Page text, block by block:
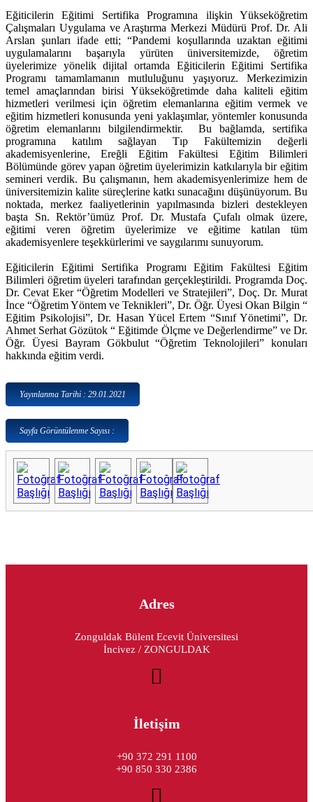
Eğiticilerin Eğitimi Sertifika Programına ilişkin Yükseköğretim
Çalışmaları Uygulama ve Araştırma Merkezi Müdürü Prof. Dr. Ali
Arslan şunları ifade etti; “Pandemi koşullarında uzaktan eğitimi
uygulamalarını başarıyla yürüten üniversitemizde, öğretim
üyelerimize yönelik dijital ortamda Eğiticilerin Eğitimi Sertifika
Programı tamamlamanın mutluluğunu yaşıyoruz. Merkezimizin
temel amaçlarından birisi Yükseköğretimde daha kaliteli eğitim
hizmetleri verilmesi için öğretim elemanlarına eğitim vermek ve
eğitim hizmetleri konusunda yeni yaklaşımlar, yöntemler konusunda
öğretim elemanlarını bilgilendirmektir. Bu bağlamda, sertifika
programına katılım sağlayan Tıp Fakültemizin değerli
akademisyenlerine, Ereğli Eğitim Fakültesi Eğitim Bilimleri
Bölümünde görev yapan öğretim üyelerimizin katkılarıyla bir eğitim
semineri verdik. Bu çalışmanın, hem akademisyenlerimize hem de
üniversitemizin kalite süreçlerine katkı sunacağını düşünüyorum. Bu
noktada, merkez faaliyetlerinin yapılmasında bizleri destekleyen
başta Sn. Rektör’ümüz Prof. Dr. Mustafa Çufalı olmak üzere,
eğitimi veren öğretim üyelerimize ve eğitime katılan tüm
akademisyenlere teşekkürlerimi ve saygılarımı sunuyorum.
Eğiticilerin Eğitimi Sertifika Programı Eğitim Fakültesi Eğitim
Bilimleri öğretim üyeleri tarafından gerçekleştirildi. Programda Doç.
Dr. Cevat Eker “Öğretim Modelleri ve Stratejileri”, Doç. Dr. Murat
İnce “Öğretim Yöntem ve Teknikleri”, Dr. Öğr. Üyesi Okan Bilgin “
Eğitim Psikolojisi”, Dr. Hasan Yücel Ertem “Sınıf Yönetimi”, Dr.
Ahmet Serhat Gözütok “ Eğitimde Ölçme ve Değerlendirme” ve Dr.
Öğr. Üyesi Bayram Gökbulut “Öğretim Teknolojileri” konuları
hakkında eğitim verdi.
Yayınlanma Tarihi : 29.01.2021
Sayfa Görüntülenme Sayısı :
Adres
Zonguldak Bülent Ecevit Üniversitesi
İncivez / ZONGULDAK
İletişim
+90 372 291 1100
+90 850 330 2386